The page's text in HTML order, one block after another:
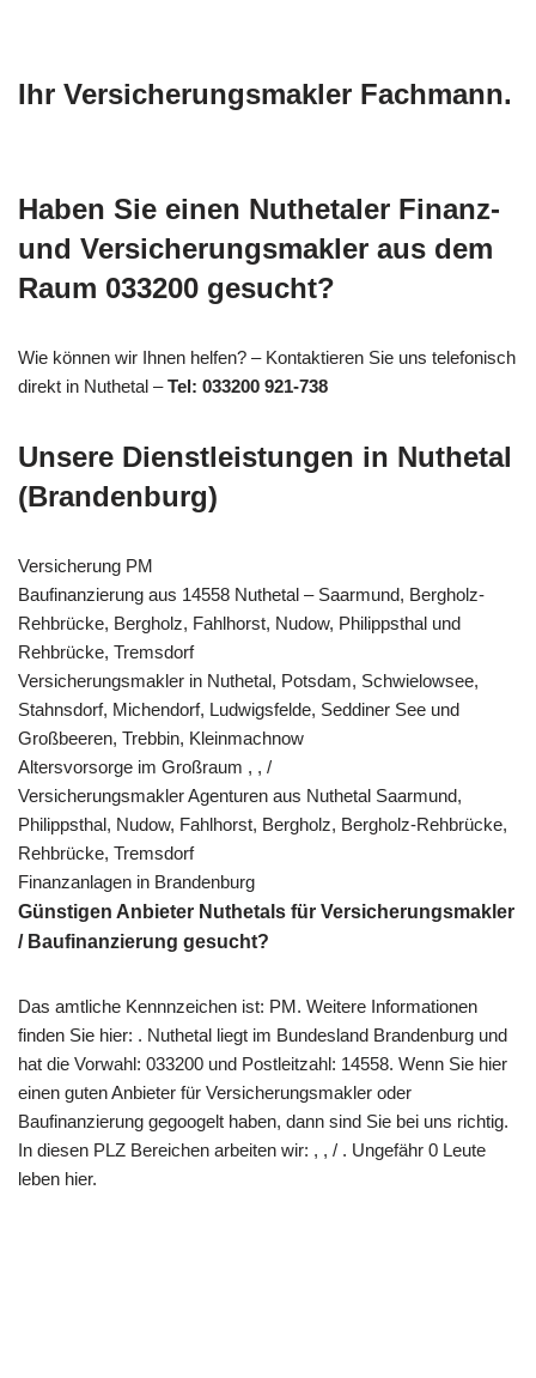
Ihr Versicherungsmakler Fachmann.
Haben Sie einen Nuthetaler Finanz-
und Versicherungsmakler aus dem
Raum 033200 gesucht?
Wie können wir Ihnen helfen? – Kontaktieren Sie uns telefonisch
direkt in Nuthetal –Tel: 033200 921-738
Unsere Dienstleistungen in Nuthetal
(Brandenburg)
Versicherung PM
Baufinanzierung aus 14558 Nuthetal – Saarmund, Bergholz-
Rehbrücke, Bergholz, Fahlhorst, Nudow, Philippsthal und
Rehbrücke, Tremsdorf
Versicherungsmakler in Nuthetal, Potsdam, Schwielowsee,
Stahnsdorf, Michendorf, Ludwigsfelde, Seddiner See und
Großbeeren, Trebbin, Kleinmachnow
Altersvorsorge im Großraum , , /
Versicherungsmakler Agenturen aus Nuthetal Saarmund,
Philippsthal, Nudow, Fahlhorst, Bergholz, Bergholz-Rehbrücke,
Rehbrücke, Tremsdorf
Finanzanlagen in Brandenburg
Günstigen Anbieter Nuthetals für Versicherungsmakler
/ Baufinanzierung gesucht?
Das amtliche Kennnzeichen ist: PM. Weitere Informationen
finden Sie hier: . Nuthetal liegt im Bundesland Brandenburg und
hat die Vorwahl: 033200 und Postleitzahl: 14558. Wenn Sie hier
einen guten Anbieter für Versicherungsmakler oder
Baufinanzierung gegoogelt haben, dann sind Sie bei uns richtig.
In diesen PLZ Bereichen arbeiten wir: , , / . Ungefähr 0 Leute
leben hier.